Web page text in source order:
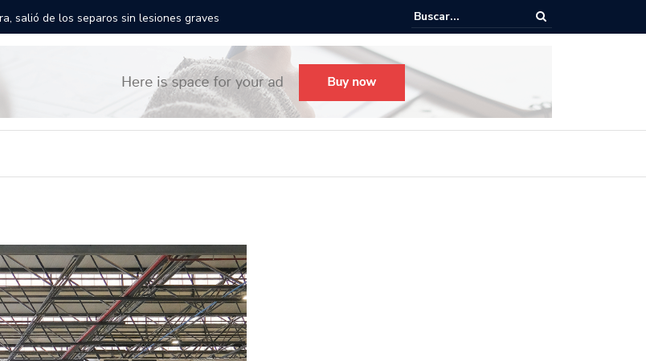
Guadalajara: aparta la fecha Todo listo para el Festival Desfile Día de Muertos 2025 en Guadalajara